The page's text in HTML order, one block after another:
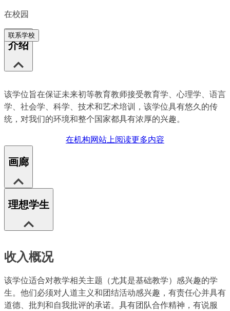
在校园
联系学校
介绍
该学位旨在保证未来初等教育教师接受教育学、心理学、语言
学、社会学、科学、技术和艺术培训，该学位具有悠久的传
统，对我们的环境和整个国家都具有浓厚的兴趣。
在机构网站上阅读更多内容
画廊
理想学生
收入概况
该学位适合对教学相关主题（尤其是基础教学）感兴趣的学
生。他们必须对人道主义和团结活动感兴趣，有责任心并具有
道德、批判和自我批评的承诺。具有团队合作精神，有说服